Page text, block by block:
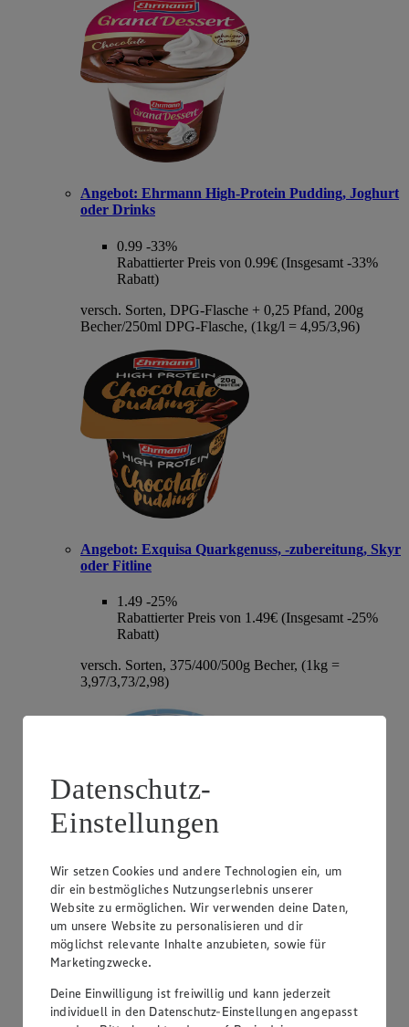
Angebot: Ehrmann High-Protein Pudding, Joghurt
oder Drinks
0.99 -33%
Rabattierter Preis von 0.99€ (Insgesamt -33%
Rabatt)
versch. Sorten, DPG-Flasche + 0,25 Pfand, 200g
Becher/250ml DPG-Flasche, (1kg/l = 4,95/3,96)
Angebot: Exquisa Quarkgenuss, -zubereitung, Skyr
oder Fitline
1.49 -25%
Rabattierter Preis von 1.49€ (Insgesamt -25%
Rabatt)
versch. Sorten, 375/400/500g Becher, (1kg =
3,97/3,73/2,98)
Angebot:Hochland Patros
1.79 -40%
Rabattierter Preis von 1.79€ (Insgesamt -40%
griech. Weißkäse, versch. Sorten und Fettstufen,
140/150/180g Packung, (1kg = 12,79/11,93/9,94)
Datenschutz-
Einstellungen
Wir setzen Cookies und andere Technologien ein, um
dir ein bestmögliches Nutzungserlebnis unserer
Website zu ermöglichen. Wir verwenden deine Daten,
um unsere Website zu personalisieren und dir
möglichst relevante Inhalte anzubieten, sowie für
Marketingzwecke.
Deine Einwilligung ist freiwillig und kann jederzeit
individuell in den Datenschutz-Einstellungen angepasst